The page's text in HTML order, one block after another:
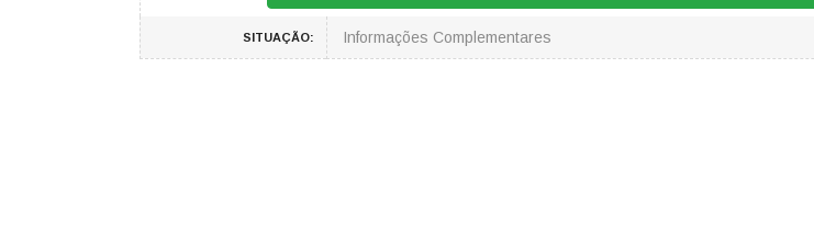
SITUAÇÃO: Informações Complementares